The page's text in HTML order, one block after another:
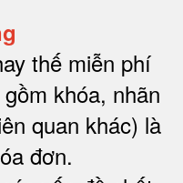
thế miễn phí
khóa, nhãn
quan khác) là
đơn.